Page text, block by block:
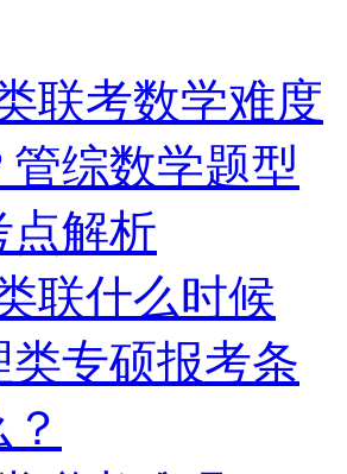
联考数学难度
综数学题型
点解析
联什么时候
专硕报考条